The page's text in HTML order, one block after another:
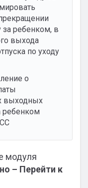
за ребенком, в
выхода
по уходу
о
выходных
ребенком
модуля
– Перейти к